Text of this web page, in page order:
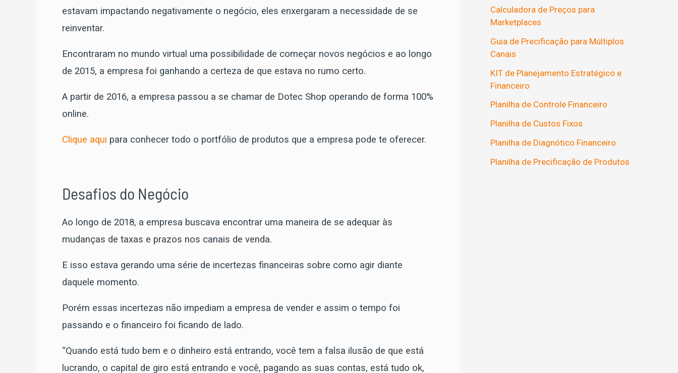
estavam impactando negativamente o negócio, eles enxergaram a necessidade de se
reinventar.
Encontraram no mundo virtual uma possibilidade de começar novos negócios e ao longo
de 2015, a empresa foi ganhando a certeza de que estava no rumo certo.
A partir de 2016, a empresa passou a se chamar de Dotec Shop operando de forma 100%
online.
Clique aqui para conhecer todo o portfólio de produtos que a empresa pode te oferecer.
Desafios do Negócio
Ao longo de 2018, a empresa buscava encontrar uma maneira de se adequar às
mudanças de taxas e prazos nos canais de venda.
E isso estava gerando uma série de incertezas financeiras sobre como agir diante
daquele momento.
Porém essas incertezas não impediam a empresa de vender e assim o tempo foi
passando e o financeiro foi ficando de lado.
“Quando está tudo bem e o dinheiro está entrando, você tem a falsa ilusão de que está
lucrando, o capital de giro está entrando e você, pagando as suas contas, está tudo ok,
Calculadora de Preços para
Marketplaces
Guia de Precificação para Múltiplos
Canais
KIT de Planejamento Estratégico e
Financeiro
Planilha de Controle Financeiro
Planilha de Custos Fixos
Planilha de Diagnótico Financeiro
Planilha de Precificação de Produtos